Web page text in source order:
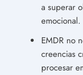
a superar
emocional.
EMDR no
creencias
procesar